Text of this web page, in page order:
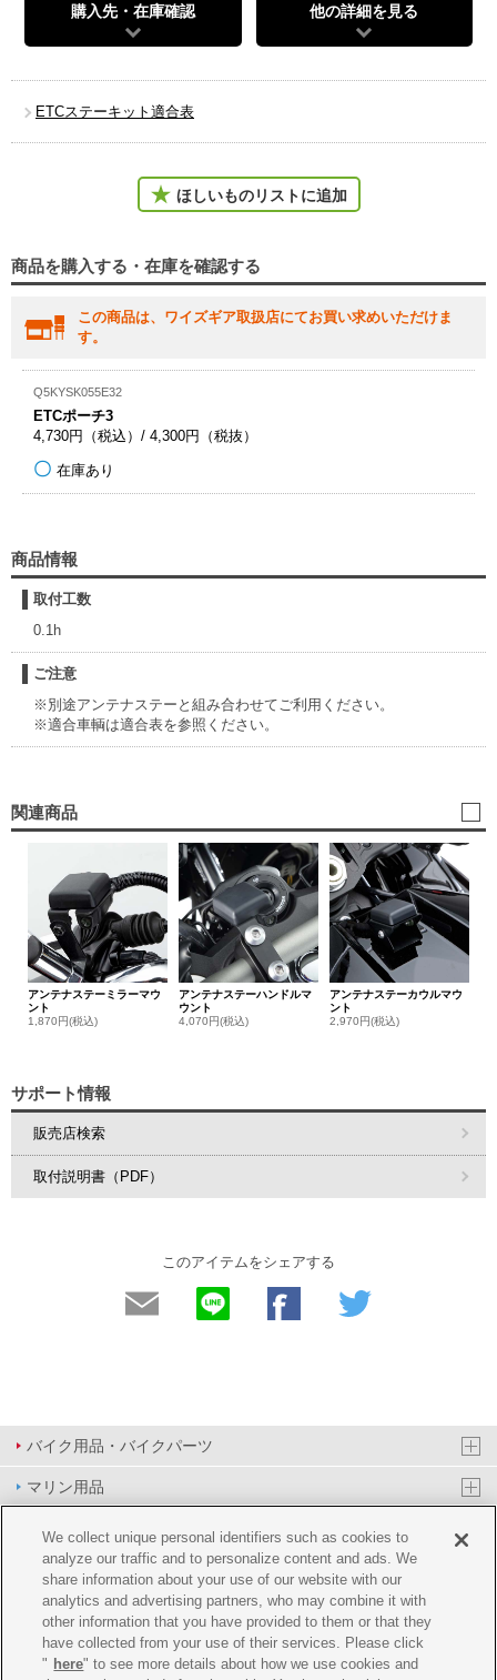
購入先・在庫確認 他の詳細を見る
ETCステーキット適合表
ほしいものリストに追加
商品を購入する・在庫を確認する
この商品は、ワイズギア取扱店にてお買い求めいただけま
す。
Q5KYSK055E32
ETCポーチ3
4,730円（税込）/ 4,300円（税抜）
在庫あり
商品情報
取付工数
0.1h
ご注意
※別途アンテナステーと組み合わせてご利用ください。
※適合車輌は適合表を参照ください。
関連商品
アンテナステーミラーマウ
ント
1,870円(税込)
アンテナステーハンドルマ
ウント
4,070円(税込)
アンテナステーカウルマウ
ント
2,970円(税込)
サポート情報
販売店検索
取付説明書（PDF）
このアイテムをシェアする
バイク用品・バイクパーツ
マリン用品
PAS/YPJ用品
その他用品
イベント&エンターテイメント
オンラインショップ
We collect unique personal identifiers such as cookies to
analyze our traffic and to personalize content and ads. We
share information about your use of our website with our
analytics and advertising partners, who may combine it with
other information that you have provided to them or that they
have collected from your use of their services. Please click
" here" to see more details about how we use cookies and